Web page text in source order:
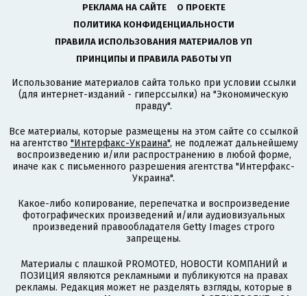
РЕКЛАМА НА САЙТЕ
О ПРОЕКТЕ
ПОЛИТИКА КОНФИДЕНЦИАЛЬНОСТИ
ПРАВИЛА ИСПОЛЬЗОВАНИЯ МАТЕРИАЛОВ УП
ПРИНЦИПЫ И ПРАВИЛА РАБОТЫ УП
Использование материалов сайта только при условии ссылки
(для интернет-изданий - гиперссылки) на "Экономическую
правду".
Все материалы, которые размещены на этом сайте со ссылкой
на агентство "Интерфакс-Украина", не подлежат дальнейшему
воспроизведению и/или распространению в любой форме,
иначе как с письменного разрешения агентства "Интерфакс-
Украина".
Какое-либо копирование, перепечатка и воспроизведение
фотографических произведений и/или аудиовизуальных
произведений правообладателя Getty Images строго
запрещены.
Материалы с плашкой PROMOTED, НОВОСТИ КОМПАНИЙ и
ПОЗИЦИЯ являются рекламными и публикуются на правах
рекламы. Редакция может не разделять взгляды, которые в